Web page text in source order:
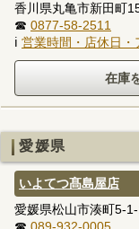
香川県丸亀市新田町
☎ 0877-58-2511
ℹ 営業時間・店休日・
愛媛県
いよてつ髙島屋店
愛媛県松山市湊町5-